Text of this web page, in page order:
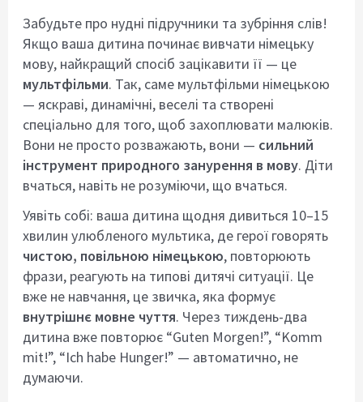
Забудьте про нудні підручники та зубріння слів!
Якщо ваша дитина починає вивчати німецьку
мову, найкращий спосіб зацікавити її — це
мультфільми. Так, саме мультфільми німецькою
— яскраві, динамічні, веселі та створені
спеціально для того, щоб захоплювати малюків.
Вони не просто розважають, вони — сильний
інструмент природного занурення в мову. Діти
вчаться, навіть не розуміючи, що вчаться.
Уявіть собі: ваша дитина щодня дивиться 10–15
хвилин улюбленого мультика, де герої говорять
чистою, повільною німецькою, повторюють
фрази, реагують на типові дитячі ситуації. Це
вже не навчання, це звичка, яка формує
внутрішнє мовне чуття. Через тиждень-два
дитина вже повторює “Guten Morgen!”, “Komm
mit!”, “Ich habe Hunger!” — автоматично, не
думаючи.